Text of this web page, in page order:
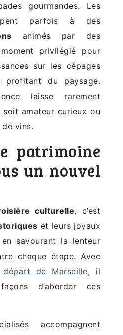
gourmandes. Les
parfois à des
animés par des
privilégié pour
sur les cépages
profitant du paysage.
laisse rarement
soit amateur curieux ou
vins.
patrimoine
un nouvel
culturelle, c’est
et leurs joyaux
savourant la lenteur
chaque étape. Avec
de Marseille, il
d’aborder ces
accompagnent